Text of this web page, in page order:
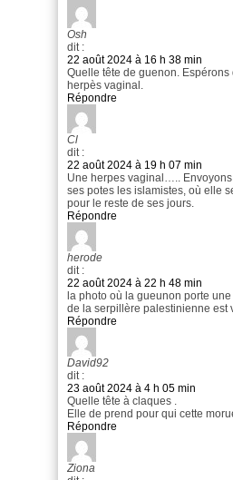
Osh
dit :
22 août 2024 à 16 h 38 min
Quelle tête de guenon. Espérons
herpès vaginal.
Répondre
Cl
dit :
22 août 2024 à 19 h 07 min
Une herpes vaginal…..
ses potes les islamistes, où elle
pour le reste de ses jours.
Répondre
herode
dit :
22 août 2024 à 22 h 48 min
la photo où la gueunon porte
de la serpillère palestinienne est
Répondre
David92
dit :
23 août 2024 à 4 h 05 min
Quelle tête à claques .
Elle de prend pour qui cette
Répondre
Ziona